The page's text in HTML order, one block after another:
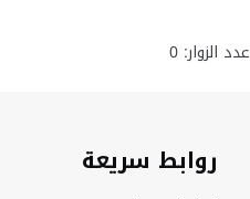
عدد الزوار: 0
روابط سريعة